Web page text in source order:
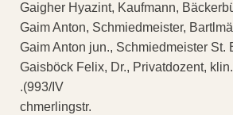
Gaigher Hyazint, Kaufmann,
Gaim Anton, Schmiedmeister,
Gaim Anton jun., Schmiedmeister St.
Gaisböck Felix, Dr., Privatdozent,
.(993/IV
chmerlingstr.